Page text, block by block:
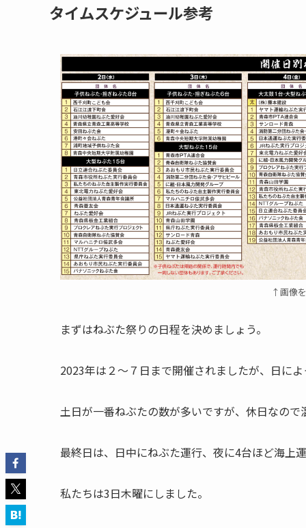
タイムスケジュール参考
↑画像
まずはねぶた祭りの日程を決めましょう。
2023年は２〜７日まで開催されましたが、日に
土日が一番ねぶたの数が多いですが、休日なので
最終日は、日中にねぶた運行、夜に4台ほど海上
私たちは3日木曜にしました。